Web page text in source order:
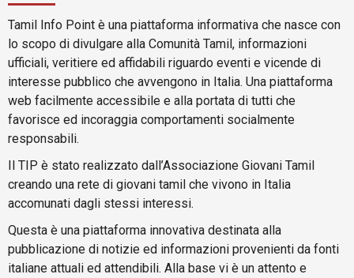
Tamil Info Point è una piattaforma informativa che nasce con
lo scopo di divulgare alla Comunità Tamil, informazioni
ufficiali, veritiere ed affidabili riguardo eventi e vicende di
interesse pubblico che avvengono in Italia. Una piattaforma
web facilmente accessibile e alla portata di tutti che
favorisce ed incoraggia comportamenti socialmente
responsabili.
Il TIP è stato realizzato dall’Associazione Giovani Tamil
creando una rete di giovani tamil che vivono in Italia
accomunati dagli stessi interessi.
Questa è una piattaforma innovativa destinata alla
pubblicazione di notizie ed informazioni provenienti da fonti
italiane attuali ed attendibili. Alla base vi è un attento e